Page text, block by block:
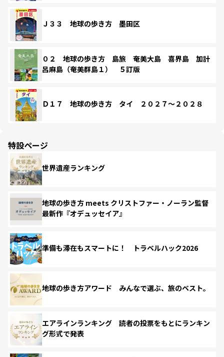
Ｊ３３ 地球の歩き方 墨田区
０２ 地球の歩き方 島旅 奄美大島 喜界島 加計
呂麻島（奄美群島１） ５訂版
Ｄ１７ 地球の歩き方 タイ ２０２７～２０２８
特設ページ
世界遺産ランキング
地球の歩き方 meets クリストファー・ノーラン監督
最新作『オデュッセイア』
準備も滞在もスマートに！ トラベルハック2026
地球の歩き方アワード みんなで選ぶ、旅のベスト。
エアラインランキング 読者の投票をもとにランキン
グ形式で発表